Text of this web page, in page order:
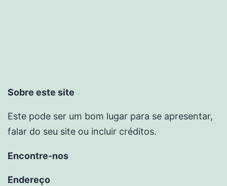
Sobre este site
Este pode ser um bom lugar para se apresentar,
falar do seu site ou incluir créditos.
Encontre-nos
Endereço